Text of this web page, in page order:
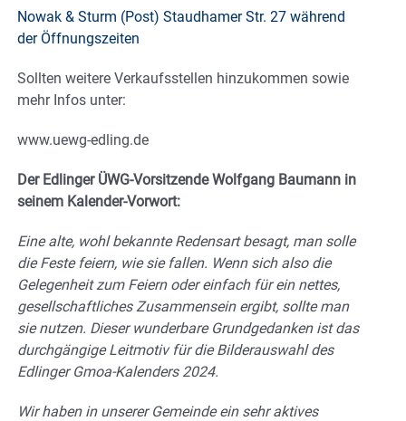
Nowak & Sturm (Post) Staudhamer Str. 27 während
der Öffnungszeiten
Sollten weitere Verkaufsstellen hinzukommen sowie
mehr Infos unter:
www.uewg-edling.de
Der Edlinger ÜWG-Vorsitzende Wolfgang Baumann in
seinem Kalender-Vorwort:
Eine alte, wohl bekannte Redensart besagt, man solle
die Feste feiern, wie sie fallen. Wenn sich also die
Gelegenheit zum Feiern oder einfach für ein nettes,
gesellschaftliches Zusammensein ergibt, sollte man
sie nutzen. Dieser wunderbare Grundgedanken ist das
durchgängige Leitmotiv für die Bilderauswahl des
Edlinger Gmoa-Kalenders 2024.
Wir haben in unserer Gemeinde ein sehr aktives